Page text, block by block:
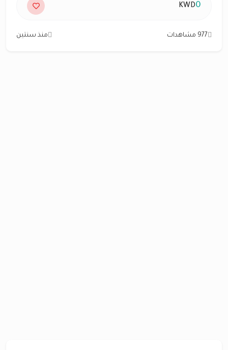
0
KWD
977 مشاهدات منذ سنتين